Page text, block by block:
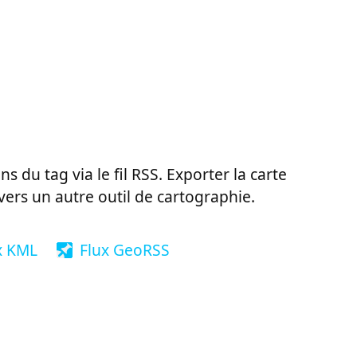
du tag via le fil RSS. Exporter la carte
un autre outil de cartographie.
KML Flux GeoRSS